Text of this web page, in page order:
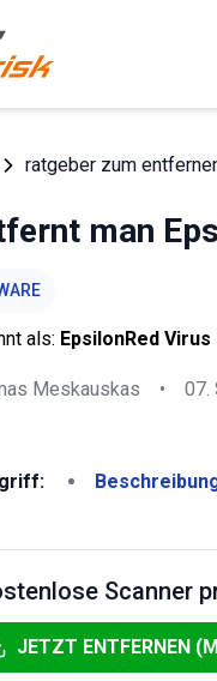
ratgeber zum
man
als: EpsilonRed Virus
Meskauskas • 07.
Scanner
JETZT ENTFERNEN